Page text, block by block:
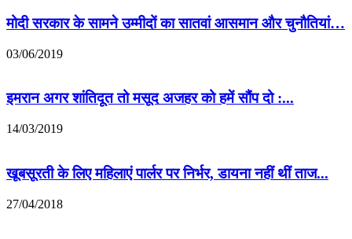
मोदी सरकार के सामने उम्मीदों का सातवां आसमान और चुनौतियां…
03/06/2019
इमरान अगर शांतिदूत तो मसूद अजहर को हमें सौंप दो :...
14/03/2019
खूबसूरती के लिए महिलाएं पार्लर पर निर्भर, डायना नहीं थीं ताज...
27/04/2018